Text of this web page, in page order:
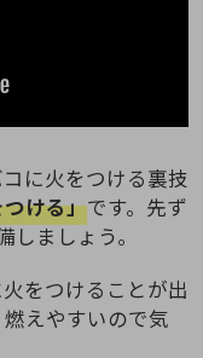
に火をつける裏技
ける」です。先ず
ましょう。
をつけることが出
えやすいので気